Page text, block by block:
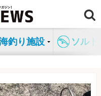
釣り施設 ソル